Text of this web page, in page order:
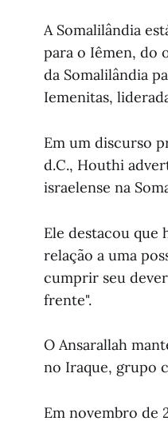
A Somalilândia
para o Iêmen, do
da Somalilândia
Iemenitas,
Em um discurso
d.C., Houthi
israelense na
Ele destacou que
relação a uma
cumprir seu
frente".
O Ansarallah
no Iraque, grupo
Em novembro de